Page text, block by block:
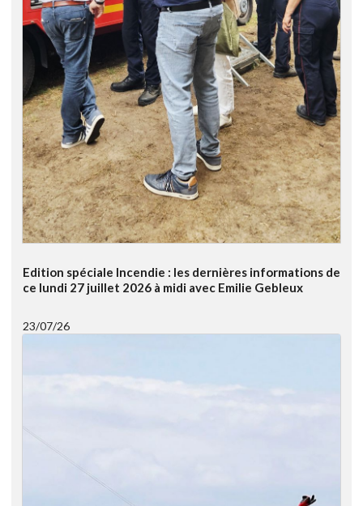
Edition spéciale Incendie : les dernières informations de
ce lundi 27 juillet 2026 à midi avec Emilie Gebleux
23/07/26